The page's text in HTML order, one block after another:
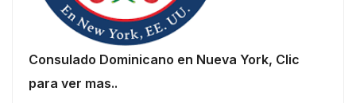
Consulado Dominicano en Nueva York, Clic
para ver mas..